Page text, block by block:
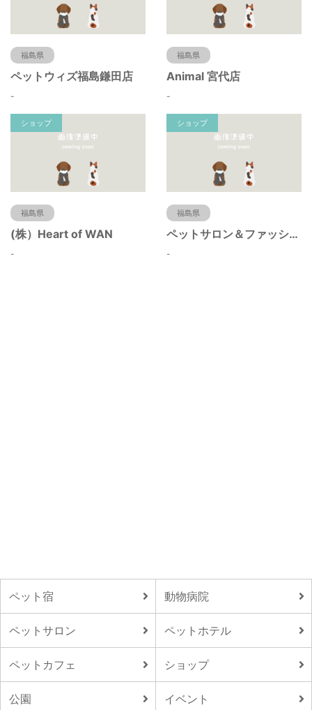
福島県
ペットウィズ福島鎌田店
-
福島県
Animal 宮代店
-
ショップ
福島県
(株）Heart of WAN
-
ショップ
福島県
ペットサロン＆ファッション にゅうにゅう
-
ペット宿 動物病院
ペットサロン ペットホテル
ペットカフェ ショップ
公園 イベント